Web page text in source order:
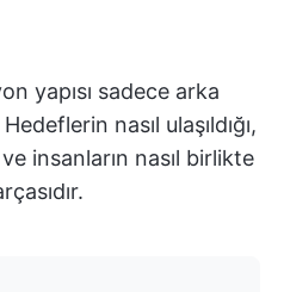
yapısı sadece arka
nasıl ulaşıldığı,
ve insanların nasıl birlikte